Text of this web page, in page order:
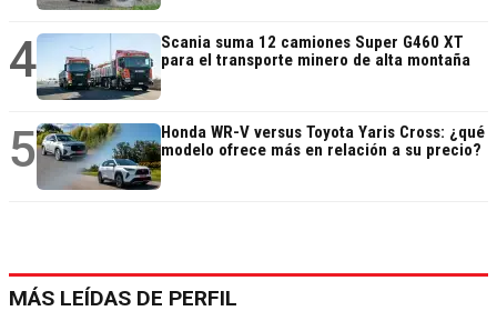
4
Scania suma 12 camiones Super G460 XT
para el transporte minero de alta montaña
5
Honda WR-V versus Toyota Yaris Cross: ¿qué
modelo ofrece más en relación a su precio?
MÁS LEÍDAS DE PERFIL